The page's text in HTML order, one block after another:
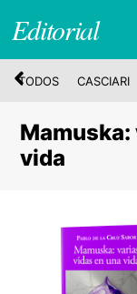
Editorial
TODOS CASCIARI
Mamuska:
vida